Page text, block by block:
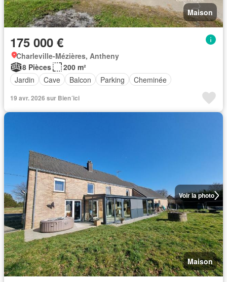
Maison
175 000 €
Charleville-Mézières, Antheny
8 Pièces
200 m²
Jardin
Cave Balcon Parking Cheminée
19 avr. 2026 sur Bien´ici
Voir la photo
Maison